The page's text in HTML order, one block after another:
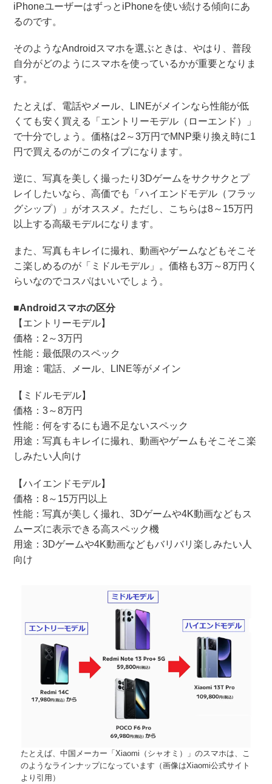
iPhoneユーザーはずっとiPhoneを使い続ける傾向にあ
るのです。
そのようなAndroidスマホを選ぶときは、やはり、普段
自分がどのようにスマホを使っているかが重要となりま
す。
たとえば、電話やメール、LINEがメインなら性能が低
くても安く買える「エントリーモデル（ローエンド）」
で十分でしょう。価格は2～3万円でMNP乗り換え時に1
円で買えるのがこのタイプになります。
逆に、写真を美しく撮ったり3Dゲームをサクサクとプ
レイしたいなら、高価でも「ハイエンドモデル（フラッ
グシップ）」がオススメ。ただし、こちらは8～15万円
以上する高級モデルになります。
また、写真もキレイに撮れ、動画やゲームなどもそこそ
こ楽しめるのが「ミドルモデル」。価格も3万～8万円く
らいなのでコスパはいいでしょう。
■Androidスマホの区分
【エントリーモデル】
価格：2～3万円
性能：最低限のスペック
用途：電話、メール、LINE等がメイン
【ミドルモデル】
価格：3～8万円
性能：何をするにも過不足ないスペック
用途：写真もキレイに撮れ、動画やゲームもそこそこ楽
しみたい人向け
【ハイエンドモデル】
価格：8～15万円以上
性能：写真が美しく撮れ、3Dゲームや4K動画などもス
ムーズに表示できる高スペック機
用途：3Dゲームや4K動画などもバリバリ楽しみたい人
向け
たとえば、中国メーカー「Xiaomi（シャオミ）」のスマホは、こ
のようなラインナップになっています（画像はXiaomi公式サイト
より引用）